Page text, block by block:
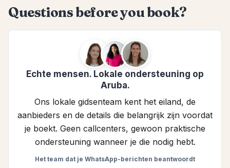
veiligheidsrichtlijnen. De beschikbaarheid kan afhangen van
weersomstandigheden, dus bevestig met het team bij het
boeken.
Questions before you book?
Echte mensen. Lokale ondersteuning op
Aruba.
Ons lokale gidsenteam kent het eiland, de
aanbieders en de details die belangrijk zijn voordat
je boekt. Geen callcenters, gewoon praktische
ondersteuning wanneer je die nodig hebt.
Het team dat je WhatsApp-berichten beantwoordt